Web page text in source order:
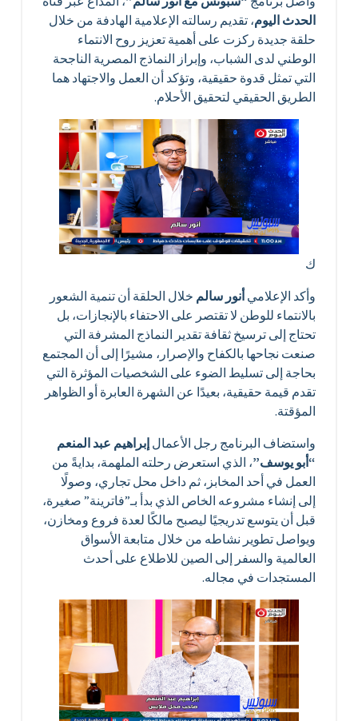
الحدث اليوم، تقديم رسالته الإعلامية الهادفة من خلال
حلقة جديدة ركزت على أهمية تعزيز روح الانتماء
الوطني لدى الشباب، وإبراز النماذج المصرية الناجحة
التي تمثل قدوة حقيقية، وتؤكد أن العمل والاجتهاد هما
الطريق الحقيقي لتحقيق الأحلام.
ك
وأكد الإعلامي أنور سالمخلال الحلقة أن تنمية الشعور
بالانتماء للوطن لا تقتصر على الاحتفاء بالإنجازات، بل
تحتاج إلى ترسيخ ثقافة تقدير النماذج المشرفة التي
صنعت نجاحها بالكفاح والإصرار، مشيرًا إلى أن المجتمع
بحاجة إلى تسليط الضوء على الشخصيات المؤثرة التي
تقدم قيمة حقيقية، بعيدًا عن الشهرة العابرة أو الظواهر
المؤقتة.
واستضاف البرنامج رجل الأعمال إبراهيم عبد المنعم
“أبو يوسف”، الذي استعرض رحلته الملهمة، بدايةً من
العمل في أحد المخابز، ثم داخل محل تجاري، وصولًا
إلى إنشاء مشروعه الخاص الذي بدأ بـ”فاترينة” صغيرة،
قبل أن يتوسع تدريجيًا ليصبح مالكًا لعدة فروع ومخازن،
ويواصل تطوير نشاطه من خلال متابعة الأسواق
العالمية والسفر إلى الصين للاطلاع على أحدث
المستجدات في مجاله.